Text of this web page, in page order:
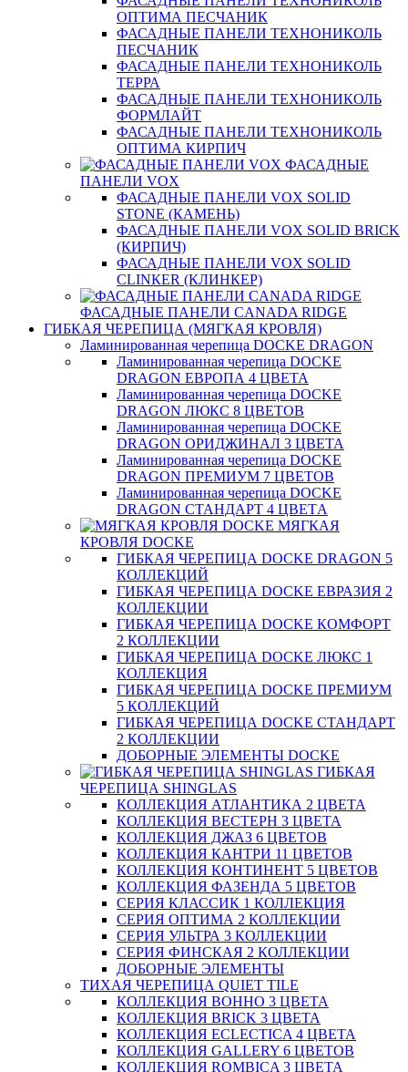
ОПТИМА ПЕСЧАНИК
ФАСАДНЫЕ ПАНЕЛИ ТЕХНОНИКОЛЬ
ПЕСЧАНИК
ФАСАДНЫЕ ПАНЕЛИ ТЕХНОНИКОЛЬ
ТЕРРА
ФАСАДНЫЕ ПАНЕЛИ ТЕХНОНИКОЛЬ
ФОРМЛАЙТ
ФАСАДНЫЕ ПАНЕЛИ ТЕХНОНИКОЛЬ
ОПТИМА КИРПИЧ
ФАСАДНЫЕ
ПАНЕЛИ VOX
ФАСАДНЫЕ ПАНЕЛИ VOX SOLID
STONE (КАМЕНЬ)
ФАСАДНЫЕ ПАНЕЛИ VOX SOLID BRICK
(КИРПИЧ)
ФАСАДНЫЕ ПАНЕЛИ VOX SOLID
CLINКER (КЛИНКЕР)
ФАСАДНЫЕ ПАНЕЛИ CANADA RIDGE
ГИБКАЯ ЧЕРЕПИЦА (МЯГКАЯ КРОВЛЯ)
Ламинированная черепица DOCKE DRAGON
Ламинированная черепица DOCKE
DRAGON ЕВРОПА 4 ЦВЕТА
Ламинированная черепица DOCKE
DRAGON ЛЮКС 8 ЦВЕТОВ
Ламинированная черепица DOCKE
DRAGON ОРИДЖИНАЛ 3 ЦВЕТА
Ламинированная черепица DOCKE
DRAGON ПРЕМИУМ 7 ЦВЕТОВ
Ламинированная черепица DOCKE
DRAGON СТАНДАРТ 4 ЦВЕТA
МЯГКАЯ
КРОВЛЯ DOCKE
ГИБКАЯ ЧЕРЕПИЦА DOCKE DRAGON 5
КОЛЛЕКЦИЙ
ГИБКАЯ ЧЕРЕПИЦА DOCKE ЕВРАЗИЯ 2
КОЛЛЕКЦИИ
ГИБКАЯ ЧЕРЕПИЦА DOCKE КОМФОРТ
2 КОЛЛЕКЦИИ
ГИБКАЯ ЧЕРЕПИЦА DOCKE ЛЮКС 1
КОЛЛЕКЦИЯ
ГИБКАЯ ЧЕРЕПИЦА DOCKE ПРЕМИУМ
5 КОЛЛЕКЦИЙ
ГИБКАЯ ЧЕРЕПИЦА DOCKE СТАНДАРТ
2 КОЛЛЕКЦИИ
ДОБОРНЫЕ ЭЛЕМЕНТЫ DOCKE
ГИБКАЯ
ЧЕРЕПИЦА SHINGLAS
КОЛЛЕКЦИЯ АТЛАНТИКА 2 ЦВЕТА
КОЛЛЕКЦИЯ ВЕСТЕРН 3 ЦВЕТА
КОЛЛЕКЦИЯ ДЖАЗ 6 ЦВЕТОВ
КОЛЛЕКЦИЯ КАНТРИ 11 ЦВЕТОВ
КОЛЛЕКЦИЯ КОНТИНЕНТ 5 ЦВЕТОВ
КОЛЛЕКЦИЯ ФАЗЕНДА 5 ЦВЕТОВ
СЕРИЯ КЛАССИК 1 КОЛЛЕКЦИЯ
СЕРИЯ ОПТИМА 2 КОЛЛЕКЦИИ
СЕРИЯ УЛЬТРА 3 КОЛЛЕКЦИИ
СЕРИЯ ФИНСКАЯ 2 КОЛЛЕКЦИИ
ДОБОРНЫЕ ЭЛЕМЕНТЫ
ТИХАЯ ЧЕРЕПИЦА QUIET TILE
КОЛЛЕКЦИЯ BOHHO 3 ЦВЕТА
КОЛЛЕКЦИЯ BRICK 3 ЦВЕТА
КОЛЛЕКЦИЯ ECLECTICA 4 ЦВЕТА
КОЛЛЕКЦИЯ GALLERY 6 ЦВЕТОВ
КОЛЛЕКЦИЯ ROMBICA 3 ЦВЕТА